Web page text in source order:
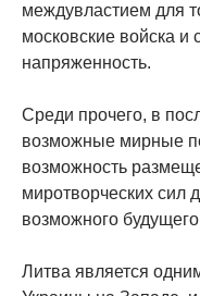
междувластием для
московские войска
напряженность.
Среди прочего, в
возможные мирные
возможность
миротворческих сил
возможного
Литва является